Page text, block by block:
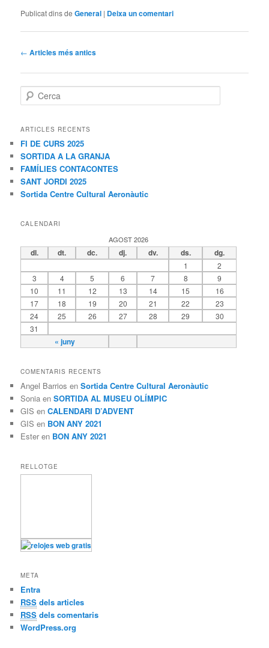
Publicat dins de General | Deixa un comentari
Navegació
articles
← Articles més antics
e
c
ARTICLES RECENTS
FI DE CURS 2025
SORTIDA A LA GRANJA
FAMÍLIES CONTACONTES
SANT JORDI 2025
Sortida Centre Cultural Aeronàutic
CALENDARI
AGOST 2026
dl. dt. dc. dj. dv. ds. dg.
« juny
1
2
3
4 5 6 7 8
9
10
11 12 13 14 15
16
17
18 19 20 21 22
23
24
25 26 27 28 29
30
31
COMENTARIS RECENTS
Angel Barrios enSortida Centre Cultural Aeronàutic
Sonia enSORTIDA AL MUSEU OLÍMPIC
GIS enCALENDARI D’ADVENT
GIS en BON ANY 2021
Ester en BON ANY 2021
RELLOTGE
META
Entra
RSS dels articles
RSS dels comentaris
WordPress.org